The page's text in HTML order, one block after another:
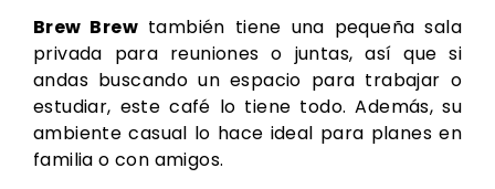
Brew Brew también tiene una pequeña sala
privada para reuniones o juntas, así que si
andas buscando un espacio para trabajar o
estudiar, este café lo tiene todo. Además, su
ambiente casual lo hace ideal para planes en
familia o con amigos.